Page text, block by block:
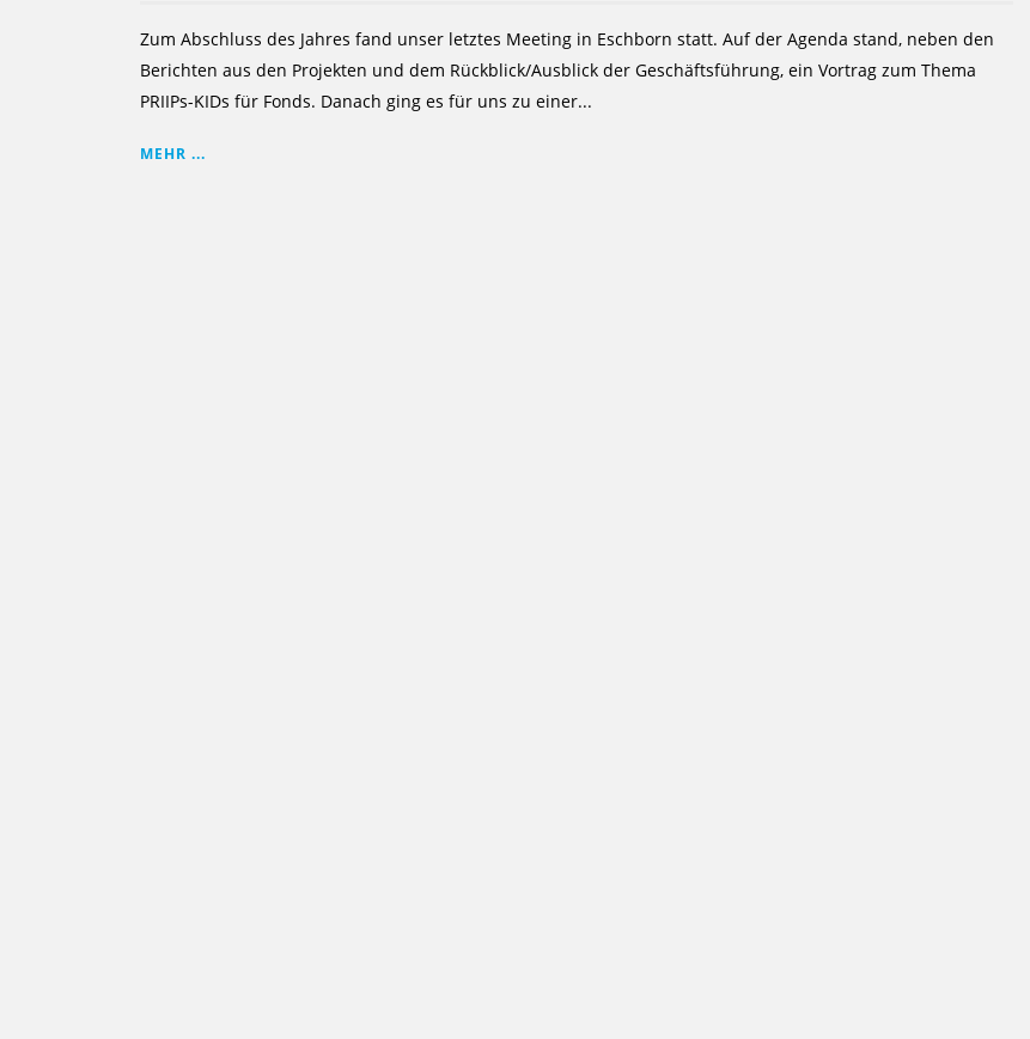
Zum Abschluss des Jahres fand unser letztes Meeting in Eschborn statt. Auf der Agenda stand, neben den
Berichten aus den Projekten und dem Rückblick/Ausblick der Geschäftsführung, ein Vortrag zum Thema
PRIIPs-KIDs für Fonds. Danach ging es für uns zu einer...
MEHR ...